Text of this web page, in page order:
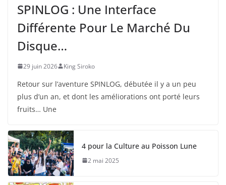
SPINLOG : Une Interface
Différente Pour Le Marché Du
Disque…
29 juin 2026 King Siroko
Retour sur l’aventure SPINLOG, débutée il y a un peu
plus d’un an, et dont les améliorations ont porté leurs
fruits… Une
4 pour la Culture au Poisson Lune
2 mai 2025